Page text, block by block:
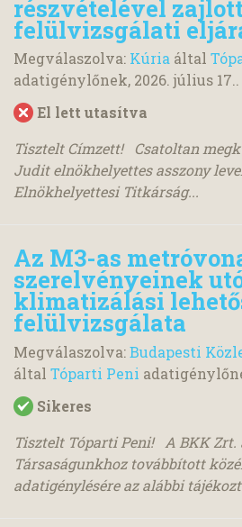
részvételével
felülvizsgálati
Megválaszolva: Kúria által
adatigénylőnek, 2026. július 17..
El lett utasítva
Tisztelt Címzett! Csatoltan
Judit elnökhelyettes asszony
Elnökhelyettesi Titkárság...
Az M3-as
szerelvényeinek
klimatizálási
felülvizsgálata
Megválaszolva:Budapesti
által Tóparti Peni
Sikeres
Tisztelt Tóparti Peni! A BKK Zrt.
Társaságunkhoz továbbított
adatigénylésére az alábbi